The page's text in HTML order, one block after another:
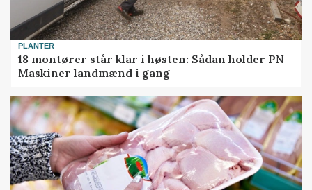
PLANTER
18 montører står klar i høsten: Sådan holder PN
Maskiner landmænd i gang